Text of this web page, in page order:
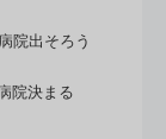
院出そろう
院決まる